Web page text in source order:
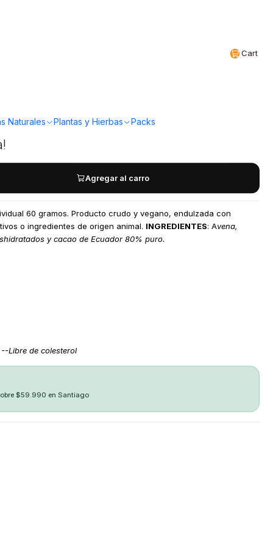
Cart
Naturales Plantas y Hierbas Packs
Agregar al carro
60 gramos. Producto crudo y vegano, endulzada con
o ingredientes de origen animal. INGREDIENTES: Avena,
y cacao de Ecuador 80% puro.
Libre de colesterol
$59.990 en Santiago